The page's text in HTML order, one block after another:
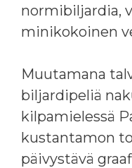
normibiljardia,
minikokoinen
Muutamana
biljardipeliä
kilpamielessä
kustantamon
päivystävä